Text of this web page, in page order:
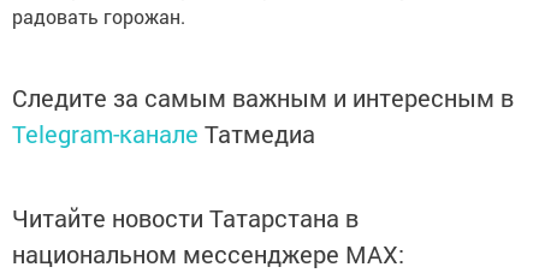
радовать горожан.
Следите за самым важным и интересным в
Telegram-канале Татмедиа
Читайте новости Татарстана в
национальном мессенджере MАХ: